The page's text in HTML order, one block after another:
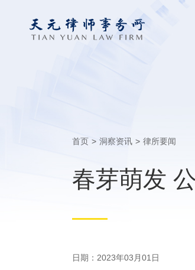
首页 > 洞察资讯 > 律所要闻
春芽萌发
日期：2023年03月01日